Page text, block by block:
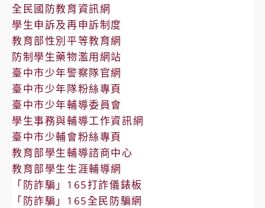
全民國防教育資訊網
學生申訴及再申訴制度
教育部性別平等教育網
防制學生藥物濫用網站
臺中市少年警察隊官網
臺中市少年隊粉絲專頁
臺中市少年輔導委員會
學生事務與輔導工作資訊網
臺中市少輔會粉絲專頁
教育部學生輔導諮商中心
教育部學生生涯輔導網
「防詐騙」165打詐儀錶板
「防詐騙」165全民防騙網